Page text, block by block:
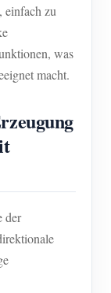
einfach zu
was
macht.
der